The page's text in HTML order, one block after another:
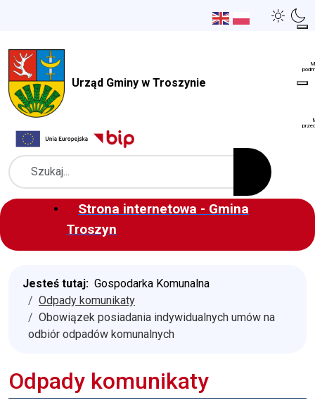
Urząd Gminy w Troszynie
Szukaj
Strona internetowa - Gmina
Troszyn
Jesteś tutaj: Gospodarka Komunalna
Odpady komunikaty
Obowiązek posiadania indywidualnych umów na
odbiór odpadów komunalnych
Odpady komunikaty